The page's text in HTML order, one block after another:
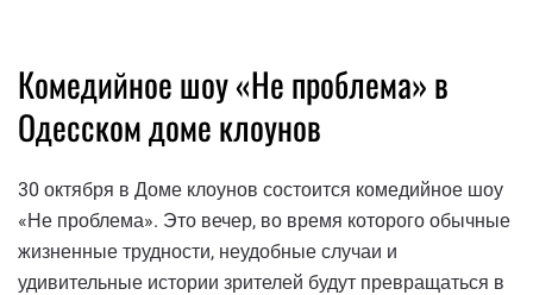
Комедийное шоу «Не проблема» в
Одесском доме клоунов
30 октября в Доме клоунов состоится комедийное шоу
«Не проблема». Это вечер, во время которого обычные
жизненные трудности, неудобные случаи и
удивительные истории зрителей будут превращаться в